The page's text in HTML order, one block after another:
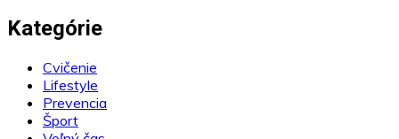
Kategórie
Cvičenie
Lifestyle
Prevencia
Šport